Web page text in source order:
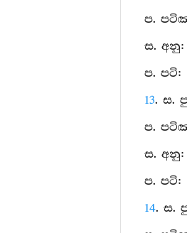
ප.
ස. අනු:
ප. පටි:
13. ස.
ප.
ස. අනු:
ප. පටි:
14. ස.